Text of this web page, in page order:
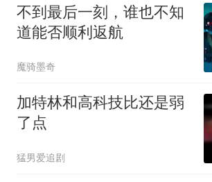
不到最后一刻，谁也不知
道能否顺利返航
魔骑墨奇
加特林和高科技比还是弱
了点
猛男爱追剧